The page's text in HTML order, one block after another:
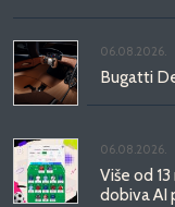
06.08.2026.
Bugatti
06.08.2026.
Više od
dobiva AI